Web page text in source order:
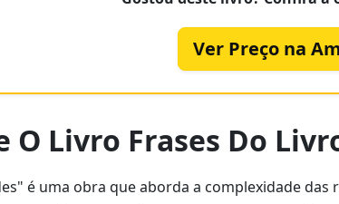
Ver Preço na
O Livro Frases Do
é uma obra que aborda a complexidade das